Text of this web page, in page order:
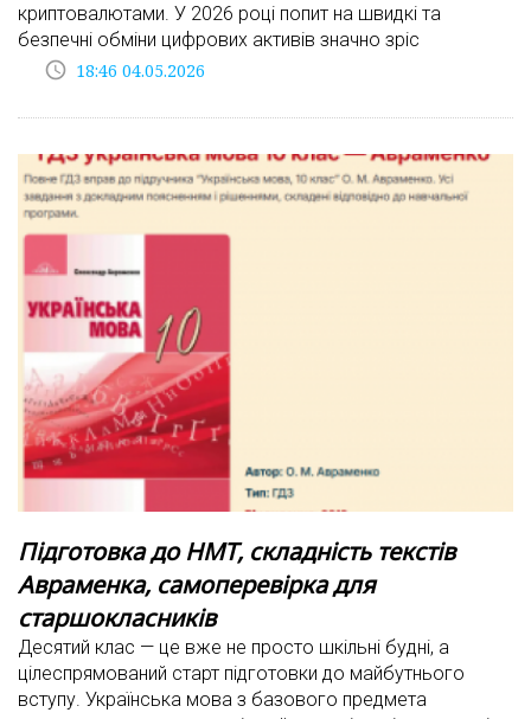
криптовалютами. У 2026 році попит на швидкі та
безпечні обміни цифрових активів значно зріс
access_time 18:46 04.05.2026
Підготовка до НМТ, складність текстів
Авраменка, самоперевірка для
старшокласників
Десятий клас — це вже не просто шкільні будні, а
цілеспрямований старт підготовки до майбутнього
вступу. Українська мова з базового предмета